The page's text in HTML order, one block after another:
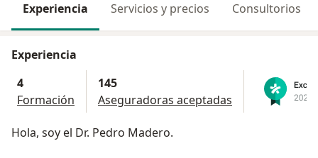
Experiencia Servicios y precios Consultorios
Experiencia
4
Formación
145
Aseguradoras aceptadas
Hola, soy el Dr. Pedro Madero.